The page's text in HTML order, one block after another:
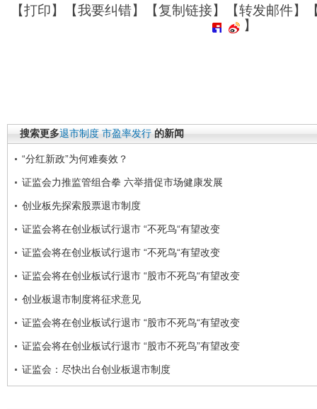
【打印】【我要纠错】【复制链接】【转发邮件】
】
搜索更多退市制度 市盈率发行 的新闻
“分红新政”为何难奏效？
证监会力推监管组合拳 六举措促市场健康发展
创业板先探索股票退市制度
证监会将在创业板试行退市 “不死鸟“有望改变
证监会将在创业板试行退市 “不死鸟“有望改变
证监会将在创业板试行退市 “股市不死鸟“有望改变
创业板退市制度将征求意见
证监会将在创业板试行退市 “股市不死鸟“有望改变
证监会将在创业板试行退市 “股市不死鸟”有望改变
证监会：尽快出台创业板退市制度